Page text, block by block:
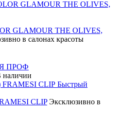
GLAMOUR THE OLIVES,
в салонах красоты
ПРОФ
наличии
Быстрый
CLIP Эксклюзивно в